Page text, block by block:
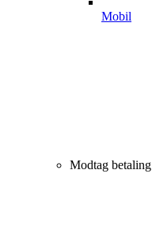
Mobil
Modtag betaling